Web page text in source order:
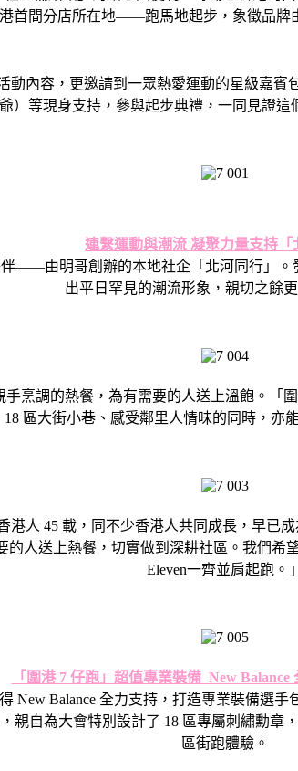
港首間分店所在地——跑馬地起步，象徵品牌
動內容， 更邀請到一眾熱愛運動的星級嘉賓
爺） 等現身支持，參與起步典禮，一同見證這
連繫運動與潮流 凝聚力量支持「
伴——由明哥創辦的本地社企「北河同行」。
出平日罕見的潮流形象， 親切之餘
手烹調的熱餐，為有需要的人送上溫飽。「
18 區大街小巷、感受鄰里人情味的同時，亦
港人 45 載，同不少香港人共同成長，早已
的人送上熱餐，切實做到深耕社區。 我們希
Eleven一齊並肩起跑。」
「圍港 7 仔跑」超值專業裝備 New
New Balance 全力支持，打造專業裝備選
親自為大會特別設計了 18 區專屬刺繡勳章
區街跑體驗。